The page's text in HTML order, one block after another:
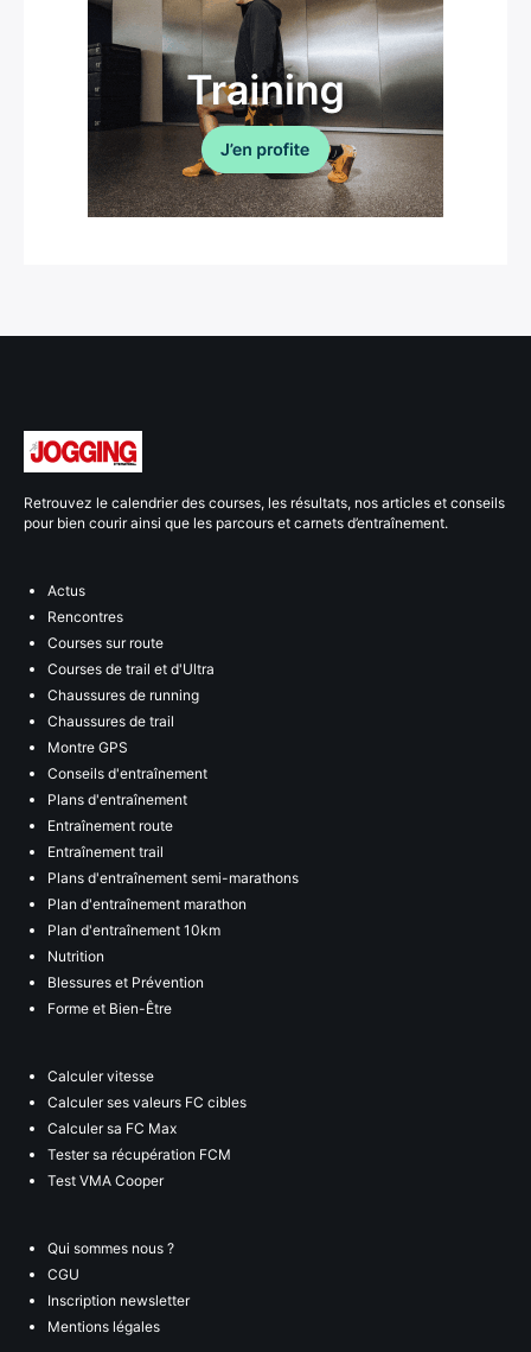
Retrouvez le calendrier des courses, les résultats, nos articles et conseils
pour bien courir ainsi que les parcours et carnets d’entraînement.
Actus
Rencontres
Courses sur route
Courses de trail et d'Ultra
Chaussures de running
Chaussures de trail
Montre GPS
Conseils d'entraînement
Plans d'entraînement
Entraînement route
Entraînement trail
Plans d'entraînement semi-marathons
Plan d'entraînement marathon
Plan d'entraînement 10km
Nutrition
Blessures et Prévention
Forme et Bien-Être
Calculer vitesse
Calculer ses valeurs FC cibles
Calculer sa FC Max
Tester sa récupération FCM
Test VMA Cooper
Qui sommes nous ?
CGU
Inscription newsletter
Mentions légales